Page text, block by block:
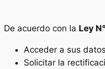
De acuerdo con la Ley
Acceder a sus
Solicitar la